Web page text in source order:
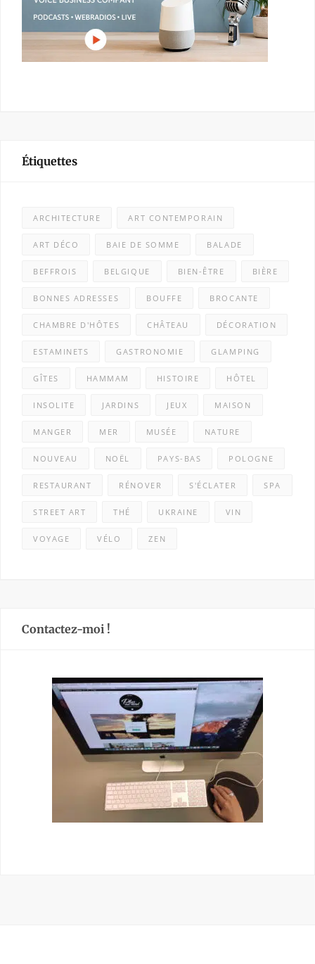
Étiquettes
ARCHITECTURE ART CONTEMPORAIN
ART DÉCO BAIE DE SOMME BALADE
BEFFROIS BELGIQUE BIEN-ÊTRE BIÈRE
BONNES ADRESSES BOUFFE BROCANTE
CHAMBRE D'HÔTES CHÂTEAU DÉCORATION
ESTAMINETS GASTRONOMIE GLAMPING
GÎTES HAMMAM HISTOIRE HÔTEL
INSOLITE JARDINS JEUX MAISON
MANGER MER MUSÉE NATURE
NOUVEAU NOËL PAYS-BAS POLOGNE
RESTAURANT RÉNOVER S'ÉCLATER SPA
STREET ART THÉ UKRAINE VIN
VOYAGE VÉLO ZEN
Contactez-moi !